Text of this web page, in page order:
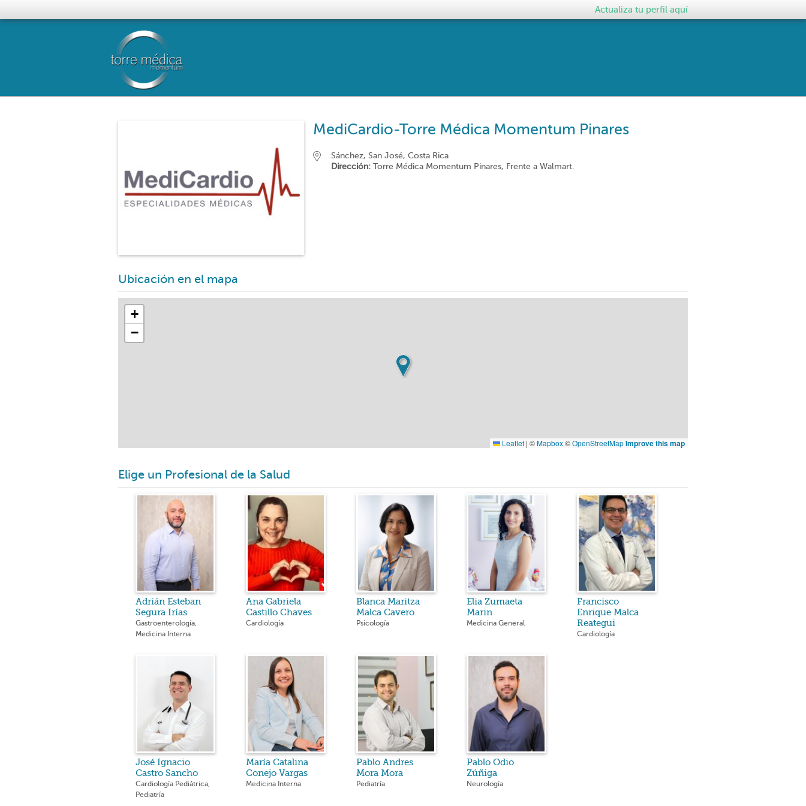
Actualiza tu perfil aquí
MediCardio-Torre Médica Momentum Pinares
Sánchez, San José, Costa Rica
Dirección: Torre Médica Momentum Pinares, Frente a Walmart.
Ubicación en el mapa
+
−
Leaflet | ©Mapbox©OpenStreetMapImprove this map
Elige un Profesional de la Salud
Adrián Esteban
Segura Irías
Gastroenterología,
Medicina Interna
Ana Gabriela
Castillo Chaves
Cardiología
Blanca Maritza
Malca Cavero
Psicología
Elia Zumaeta
Marin
Medicina General
Francisco
Enrique Malca
Reategui
Cardiología
José Ignacio
Castro Sancho
Cardiología Pediátrica,
Pediatría
María Catalina
Conejo Vargas
Medicina Interna
Pablo Andres
Mora Mora
Pediatría
Pablo Odio
Zúñiga
Neurología